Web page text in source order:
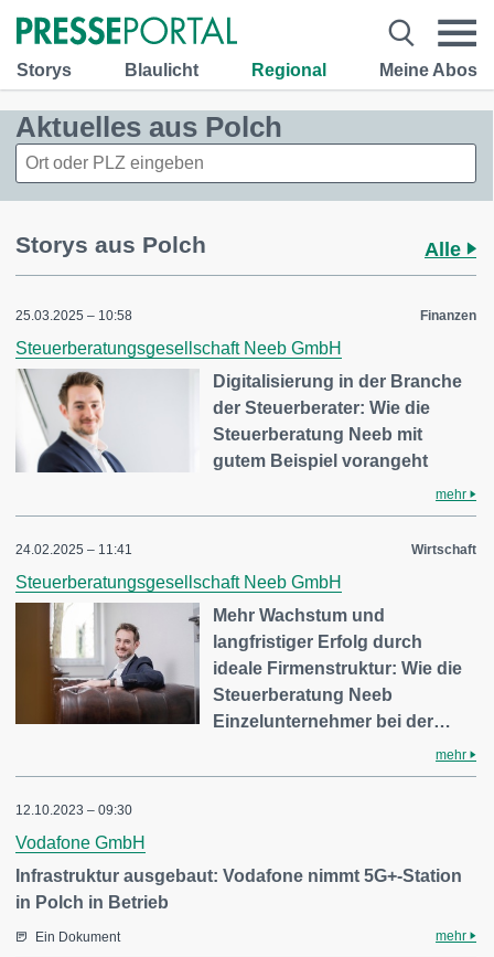
Storys Blaulicht Regional Meine Abos
Aktuelles aus Polch
Storys aus Polch Alle
25.03.2025 – 10:58 Finanzen
Steuerberatungsgesellschaft Neeb GmbH
Digitalisierung in der Branche
der Steuerberater: Wie die
Steuerberatung Neeb mit
gutem Beispiel vorangeht
mehr
24.02.2025 – 11:41 Wirtschaft
Steuerberatungsgesellschaft Neeb GmbH
Mehr Wachstum und
langfristiger Erfolg durch
ideale Firmenstruktur: Wie die
Steuerberatung Neeb
Einzelunternehmer bei der…
mehr
12.10.2023 – 09:30
Vodafone GmbH
Infrastruktur ausgebaut: Vodafone nimmt 5G+-Station
in Polch in Betrieb
Ein Dokument mehr